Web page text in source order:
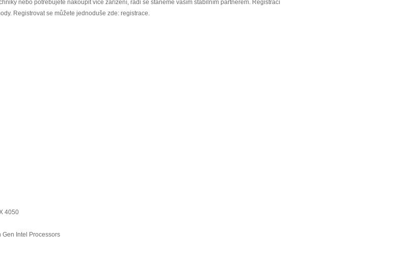
nebo potřebujete nakoupit více zařízení, rádi se staneme vaším stabilním partnerem. Registrací
Registrovat se můžete jednoduše zde: registrace.
4050
Gen Intel Processors